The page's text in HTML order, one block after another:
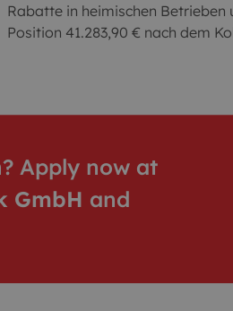
Rabatte in heimischen
Position 41.283,90 € nach dem
Apply now at
GmbH and